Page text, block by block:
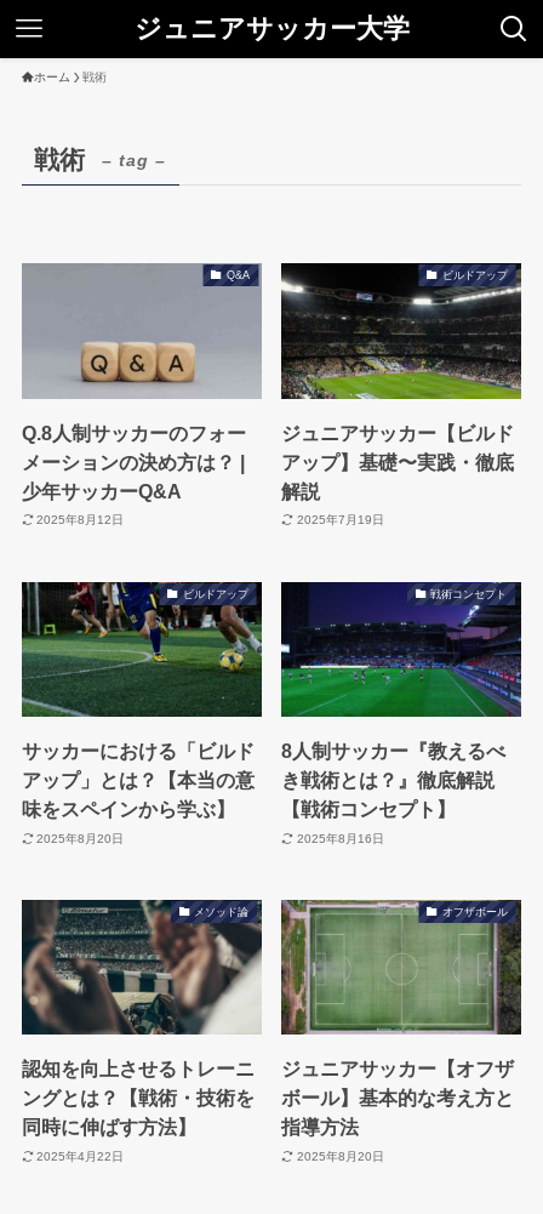
ジュニアサッカー大学
ホーム 戦術
戦術 – tag –
Q&A
Q.8人制サッカーのフォー
メーションの決め方は？ |
少年サッカーQ&A
2025年8月12日
ビルドアップ
ジュニアサッカー【ビルド
アップ】基礎〜実践・徹底
解説
2025年7月19日
ビルドアップ
サッカーにおける「ビルド
アップ」とは？【本当の意
味をスペインから学ぶ】
2025年8月20日
戦術コンセプト
8人制サッカー『教えるべ
き戦術とは？』徹底解説
【戦術コンセプト】
2025年8月16日
メソッド論
認知を向上させるトレーニ
ングとは？【戦術・技術を
同時に伸ばす方法】
2025年4月22日
オフザボール
ジュニアサッカー【オフザ
ボール】基本的な考え方と
指導方法
2025年8月20日